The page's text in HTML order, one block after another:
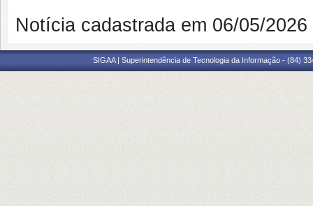
Notícia cadastrada em 06/05/
SIGAA | Superintendência de Tecnologia da Informação - (84)